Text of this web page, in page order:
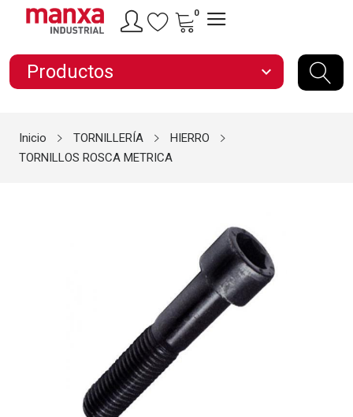
0
Productos expand_more
Inicio TORNILLERÍA
HIERRO
TORNILLOS ROSCA METRICA